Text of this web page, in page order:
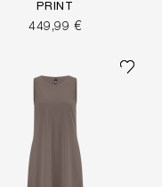
PRINT
449,99 €